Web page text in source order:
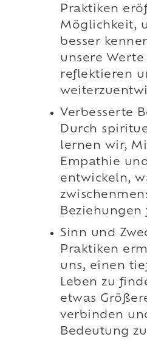
Praktiken
Möglichkeit,
besser
unsere
reflektieren
Verbesserte
Durch
lernen wir,
Empathie
entwickeln,
Beziehungen
Sinn und
Praktiken
uns, einen
Leben zu
etwas
verbinden
Bedeutung